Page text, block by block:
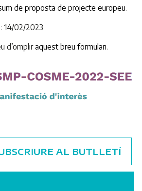
de proposta de projecte europeu.
14/02/2023
d’ompliraquest breu formulari.
AL BUTLLETÍ